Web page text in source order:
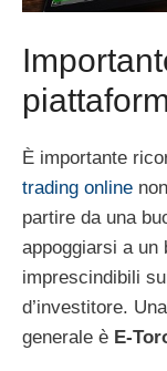
È importante
trading online
partire da una
appoggiarsi a un
imprescindibili
d’investitore.
generale è E-